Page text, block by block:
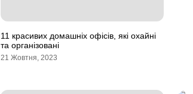
11 красивих домашніх офісів, які охайні
та організовані
21 Жовтня, 2023